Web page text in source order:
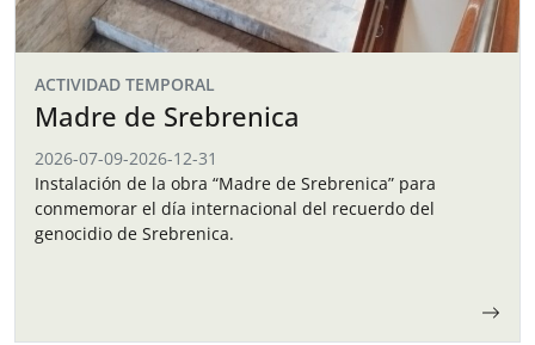
ACTIVIDAD TEMPORAL
Madre de Srebrenica
2026-07-09-2026-12-31
Instalación de la obra “Madre de Srebrenica” para
conmemorar el día internacional del recuerdo del
genocidio de Srebrenica.